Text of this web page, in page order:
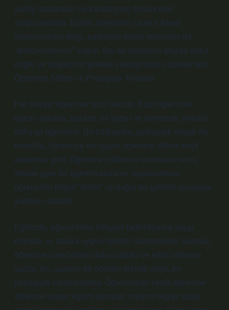
yanlış anlamaları ve kalıplaşmış düşünceleri
sorgulamalıdır. Eğitim, bireylerin sadece kendi
düşüncelerini değil, toplumun genel anlayışını da
“temizlemelerini” sağlar. Bu, bir toplumun bilgiye daha
doğru ve sağlıklı bir şekilde yaklaşmasına olanak tanır.
Öğrenme Stilleri ve Pedagojik Temizlik
Her bireyin öğrenme tarzı farklıdır. Bazı öğrenciler
görsel yollarla, bazıları ise işitsel ve kinestetik yollarla
daha iyi öğrenirler. Bu bağlamda, pedagojik olarak diş
temizliği, öğrenciye en uygun öğrenme stilinin keşfi
anlamına gelir. Öğrenme stillerinin tanınması ve bu
stillere göre bir öğretim planının oluşturulması,
öğrencinin bilgiyi “temiz” ve doğru bir şekilde almasına
yardımcı olabilir.
Eğitimde, öğrencilerin bireysel farklılıklarına saygı
duymak ve onlara uygun öğretim yöntemlerini sunmak,
öğrenme süreçlerinin daha sağlıklı ve etkili olmasını
sağlar. Bu, sadece bir öğretim tekniği değil, bir
pedagojik sorumluluktur. Öğrencilerin kendi öğrenme
stillerine uygun eğitim almaları, onların bilgiye daha